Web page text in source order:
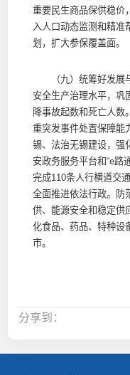
重要民生商品保供稳价
入人口动态监测和精准
划，扩大参保覆盖面。
（九）统筹好发展与
安全生产治理水平，巩
降事故起数和死亡人数
重突发事件处置保障能
锡、法治无锡建设，强
安政务服务平台和“e路
完成110条人行横道交
全面推进依法行政。防
供、能源安全和稳定供
化食品、药品、特种设
市。
分享到：